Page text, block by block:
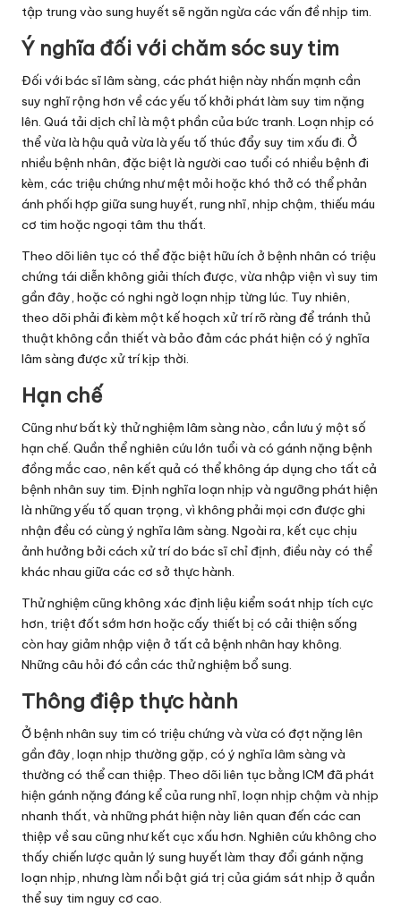
tập trung vào sung huyết sẽ ngăn ngừa các vấn đề nhịp tim.
Ý nghĩa đối với chăm sóc suy tim
Đối với bác sĩ lâm sàng, các phát hiện này nhấn mạnh cần
suy nghĩ rộng hơn về các yếu tố khởi phát làm suy tim nặng
lên. Quá tải dịch chỉ là một phần của bức tranh. Loạn nhịp có
thể vừa là hậu quả vừa là yếu tố thúc đẩy suy tim xấu đi. Ở
nhiều bệnh nhân, đặc biệt là người cao tuổi có nhiều bệnh đi
kèm, các triệu chứng như mệt mỏi hoặc khó thở có thể phản
ánh phối hợp giữa sung huyết, rung nhĩ, nhịp chậm, thiếu máu
cơ tim hoặc ngoại tâm thu thất.
Theo dõi liên tục có thể đặc biệt hữu ích ở bệnh nhân có triệu
chứng tái diễn không giải thích được, vừa nhập viện vì suy tim
gần đây, hoặc có nghi ngờ loạn nhịp từng lúc. Tuy nhiên,
theo dõi phải đi kèm một kế hoạch xử trí rõ ràng để tránh thủ
thuật không cần thiết và bảo đảm các phát hiện có ý nghĩa
lâm sàng được xử trí kịp thời.
Hạn chế
Cũng như bất kỳ thử nghiệm lâm sàng nào, cần lưu ý một số
hạn chế. Quần thể nghiên cứu lớn tuổi và có gánh nặng bệnh
đồng mắc cao, nên kết quả có thể không áp dụng cho tất cả
bệnh nhân suy tim. Định nghĩa loạn nhịp và ngưỡng phát hiện
là những yếu tố quan trọng, vì không phải mọi cơn được ghi
nhận đều có cùng ý nghĩa lâm sàng. Ngoài ra, kết cục chịu
ảnh hưởng bởi cách xử trí do bác sĩ chỉ định, điều này có thể
khác nhau giữa các cơ sở thực hành.
Thử nghiệm cũng không xác định liệu kiểm soát nhịp tích cực
hơn, triệt đốt sớm hơn hoặc cấy thiết bị có cải thiện sống
còn hay giảm nhập viện ở tất cả bệnh nhân hay không.
Những câu hỏi đó cần các thử nghiệm bổ sung.
Thông điệp thực hành
Ở bệnh nhân suy tim có triệu chứng và vừa có đợt nặng lên
gần đây, loạn nhịp thường gặp, có ý nghĩa lâm sàng và
thường có thể can thiệp. Theo dõi liên tục bằng ICM đã phát
hiện gánh nặng đáng kể của rung nhĩ, loạn nhịp chậm và nhịp
nhanh thất, và những phát hiện này liên quan đến các can
thiệp về sau cũng như kết cục xấu hơn. Nghiên cứu không cho
thấy chiến lược quản lý sung huyết làm thay đổi gánh nặng
loạn nhịp, nhưng làm nổi bật giá trị của giám sát nhịp ở quần
thể suy tim nguy cơ cao.